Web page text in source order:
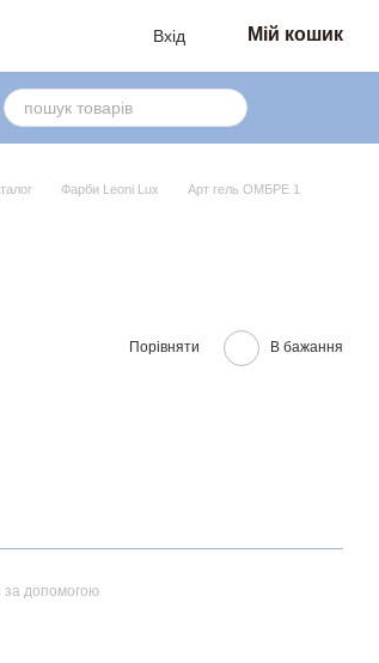
Вхід Мій кошик
Фарби Leoni Lux Арт гель ОМБРЕ 1
Порівняти В бажання
за допомогою